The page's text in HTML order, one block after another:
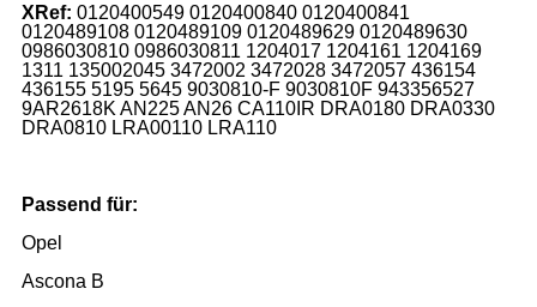
XRef: 0120400549 0120400840 0120400841
0120489108 0120489109 0120489629 0120489630
0986030810 0986030811 1204017 1204161 1204169
1311 135002045 3472002 3472028 3472057 436154
436155 5195 5645 9030810-F 9030810F 943356527
9AR2618K AN225 AN26 CA110IR DRA0180 DRA0330
DRA0810 LRA00110 LRA110
Passend für:
Opel
Ascona B